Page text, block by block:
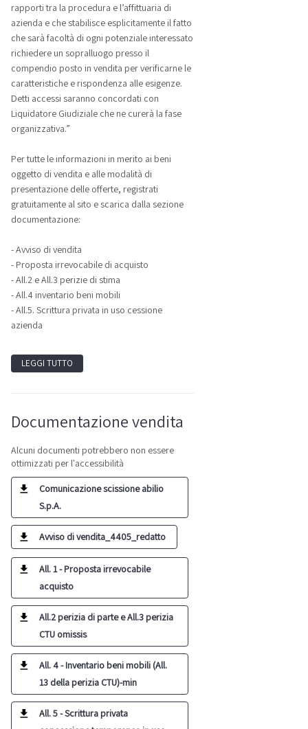
rapporti tra la procedura e l’affittuaria di
azienda e che stabilisce esplicitamente il fatto
che sarà facoltà di ogni potenziale interessato
richiedere un sopralluogo presso il
compendio posto in vendita per verificarne le
caratteristiche e rispondenza alle esigenze.
Detti accessi saranno concordati con
Liquidatore Giudiziale che ne curerà la fase
organizzativa.”
Per tutte le informazioni in merito ai beni
oggetto di vendita e alle modalità di
presentazione delle offerte, registrati
gratuitamente al sito e scarica dalla sezione
documentazione:
- Avviso di vendita
- Proposta irrevocabile di acquisto
- All.2 e All.3 perizie di stima
- All.4 inventario beni mobili
- All.5. Scrittura privata in uso cessione
azienda
LEGGI TUTTO
Documentazione vendita
Alcuni documenti potrebbero non essere
ottimizzati per l'accessibilità
Comunicazione scissione abilio
S.p.A.
Avviso di vendita_4405_redatto
All. 1 - Proposta irrevocabile
acquisto
All.2 perizia di parte e All.3 perizia
CTU omissis
All. 4 - Inventario beni mobili (All.
13 della perizia CTU)-min
All. 5 - Scrittura privata